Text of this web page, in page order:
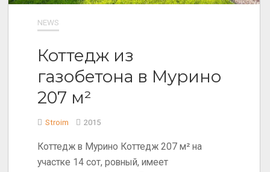
NEWS
Коттедж из
газобетона в Мурино
207 м²
Stroim 2015
Коттедж в Мурино Коттедж 207 м² на
участке 14 сот, ровный, имеет